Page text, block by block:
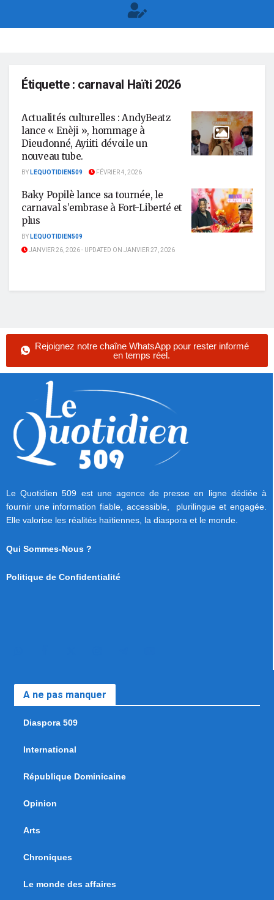
Étiquette : carnaval Haïti 2026
Actualités culturelles : AndyBeatz
lance « Enèji », hommage à
Dieudonné, Ayiiti dévoile un
nouveau tube.
BYLEQUOTIDIEN509 FÉVRIER 4, 2026
Baky Popilè lance sa tournée, le
carnaval s’embrase à Fort-Liberté et
plus
BYLEQUOTIDIEN509
JANVIER 26, 2026 - UPDATED ON JANVIER 27, 2026
Rejoignez notre chaîne WhatsApp pour rester informé
en temps réel.
Le Quotidien 509 est une agence de presse en ligne dédiée à
fournir une information fiable, accessible, plurilingue et engagée.
Elle valorise les réalités haïtiennes, la diaspora et le monde.
Qui Sommes-Nous ?
Politique de Confidentialité
A ne pas manquer
Diaspora 509
International
République Dominicaine
Opinion
Arts
Chroniques
Le monde des affaires